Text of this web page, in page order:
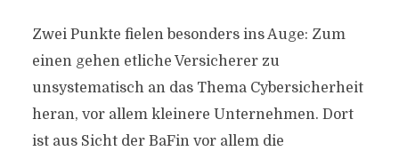
Zwei Punkte fielen besonders ins Auge: Zum
einen gehen etliche Versicherer zu
unsystematisch an das Thema Cybersicherheit
heran, vor allem kleinere Unternehmen. Dort
ist aus Sicht der BaFin vor allem die